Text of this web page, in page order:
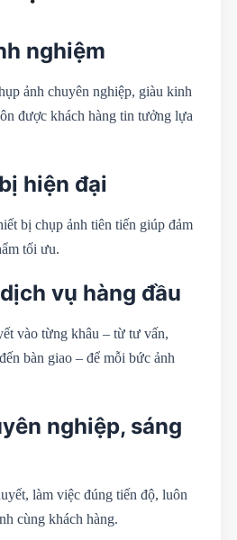
nghiệm
ảnh chuyên nghiệp, giàu kinh
được khách hàng tin tưởng lựa
hiện đại
bị chụp ảnh tiên tiến giúp đảm
tối ưu.
vụ hàng đầu
vào từng khâu – từ tư vấn,
bàn giao – để mỗi bức ảnh
nghiệp, sáng
làm việc đúng tiến độ, luôn
cùng khách hàng.